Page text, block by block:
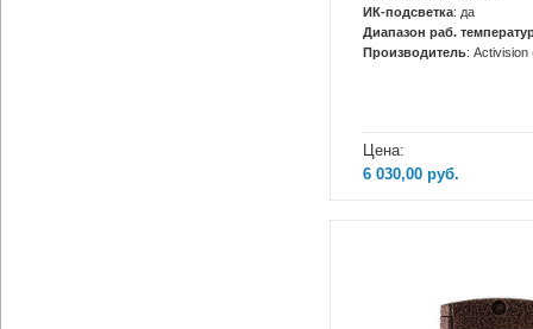
ИК-подсветка: да
Диапазон раб.
Производитель: Activision
Цена:
6 030,00 руб.